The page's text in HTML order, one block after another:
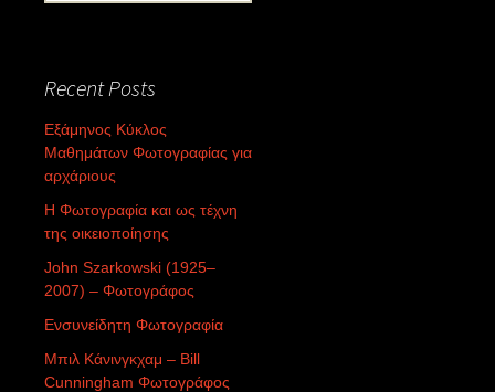
Recent Posts
Εξάμηνος Κύκλος
Μαθημάτων Φωτογραφίας για
αρχάριους
Η Φωτογραφία και ως τέχνη
της οικειοποίησης
John Szarkowski (1925–
2007) – Φωτογράφος
Ενσυνείδητη Φωτογραφία
Μπιλ Κάνινγκχαμ – Bill
Cunningham Φωτογράφος